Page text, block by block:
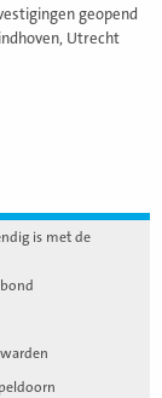
geopend
Utrecht
is met de